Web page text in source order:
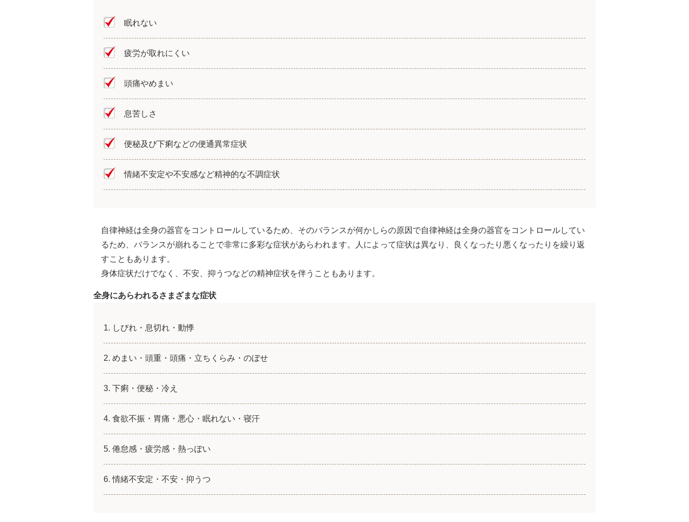
眠れない
疲労が取れにくい
頭痛やめまい
息苦しさ
便秘及び下痢などの便通異常症状
情緒不安定や不安感など精神的な不調症状
自律神経は全身の器官をコントロールしているため、そのバランスが何かしらの原因で自律神経は全身の器官をコントロールしてい
るため、バランスが崩れることで非常に多彩な症状があらわれます。人によって症状は異なり、良くなったり悪くなったりを繰り返
すこともあります。
身体症状だけでなく、不安、抑うつなどの精神症状を伴うこともあります。
全身にあらわれるさまざまな症状
しびれ・息切れ・動悸
めまい・頭重・頭痛・立ちくらみ・のぼせ
下痢・便秘・冷え
食欲不振・胃痛・悪心・眠れない・寝汗
倦怠感・疲労感・熱っぽい
情緒不安定・不安・抑うつ